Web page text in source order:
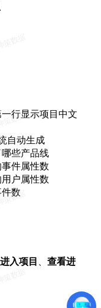
行显示项目中文
自动生成
些产品线
件属性数
户属性数
数
进入项目 、 查看进